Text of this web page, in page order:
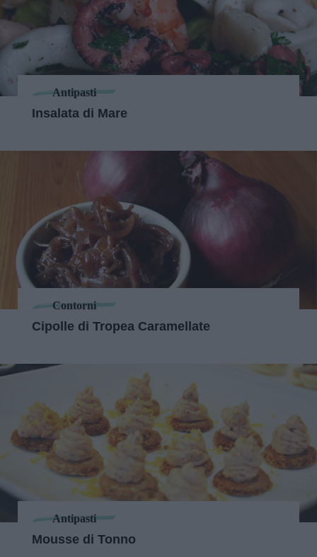
Antipasti
Insalata di Mare
Contorni
Cipolle di Tropea Caramellate
Antipasti
Mousse di Tonno